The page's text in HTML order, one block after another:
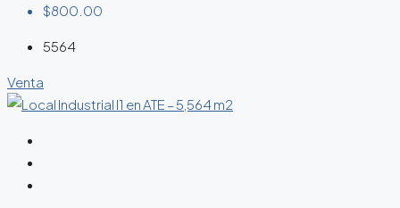
$800.00
5564
Venta